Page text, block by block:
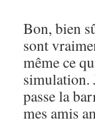
Bon, bien
sont
même ce
simulation.
passe la
mes amis